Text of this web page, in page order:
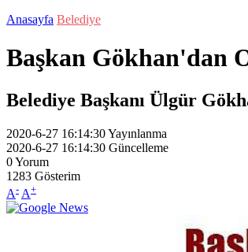
Anasayfa Belediye
Başkan Gökhan'dan
Belediye Başkanı Ülgür
2020-6-27 16:14:30Yayınlanma
2020-6-27 16:14:30 Güncelleme
0Yorum
1283 Gösterim
A- A+